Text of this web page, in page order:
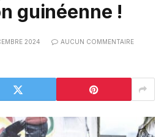
guinéenne !
2024 AUCUN COMMENTAIRE